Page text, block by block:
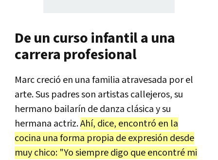
De un curso infantil a una
carrera profesional
Marc creció en una familia atravesada por el
arte. Sus padres son artistas callejeros, su
hermano bailarín de danza clásica y su
hermana actriz.Ahí, dice, encontró en la
cocina una forma propia de expresión desde
muy chico: "Yo siempre digo que encontré mi